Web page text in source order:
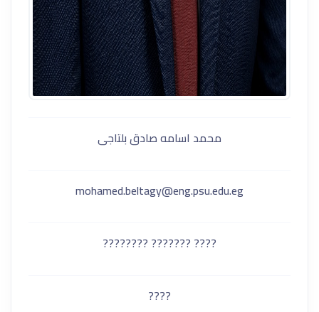
محمد اسامه صادق بلتاجى
mohamed.beltagy@eng.psu.edu.eg
???? ??????? ????????
????